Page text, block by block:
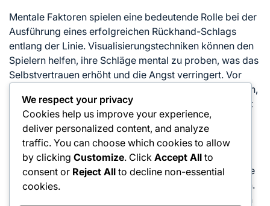
Mentale Faktoren spielen eine bedeutende Rolle bei der
Ausführung eines erfolgreichen Rückhand-Schlags
entlang der Linie. Visualisierungstechniken können den
Spielern helfen, ihre Schläge mental zu proben, was das
Selbstvertrauen erhöht und die Angst verringert. Vor
einem Match kann es hilfreich sein, sich Zeit zu nehmen,
um erfolgreiche Schläge zu visualisieren, um den Geist
auf die Ausführung unter Druck vorzubereiten.
Der Fokus auf Konsistenz anstelle von Perfektion kann
die Leistungsangst verringern. Die Spieler sollten
realistische Ziele für jede Übungseinheit setzen und die
Verbesserung über die fehlerfreie Ausführung betonen.
Im Hier und Jetzt zu bleiben und sich auf den aktuellen
We respect your privacy
Cookies help us improve your experience,
deliver personalized content, and analyze
traffic. You can choose which cookies to allow
by clicking Customize. Click Accept All to
consent or Reject All to decline non-essential
cookies.